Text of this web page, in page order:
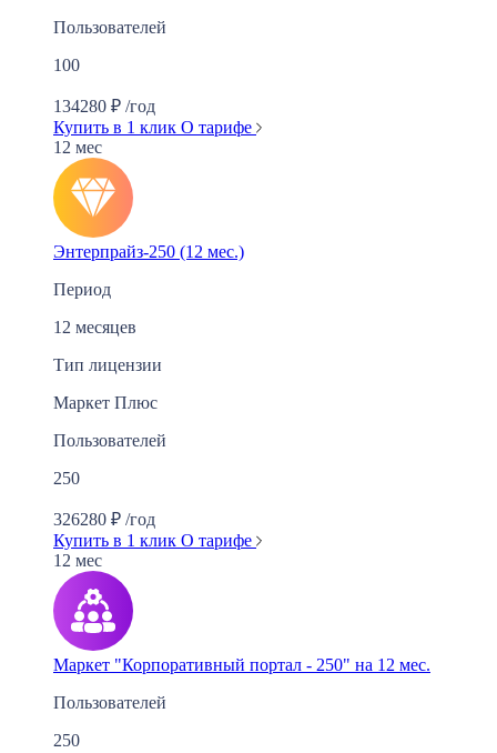
Пользователей
100
134280 ₽ /год
Купить в 1 клик О тарифе
12 мес
Энтерпрайз-250 (12 мес.)
Период
12 месяцев
Тип лицензии
Маркет Плюс
Пользователей
250
326280 ₽ /год
Купить в 1 клик О тарифе
12 мес
Маркет "Корпоративный портал - 250" на 12 мес.
Пользователей
250